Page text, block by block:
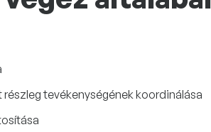
tevékenységének koordinálása